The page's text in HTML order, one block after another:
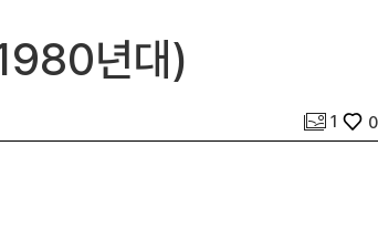
년대)
사진 개수
1
좋아요
0